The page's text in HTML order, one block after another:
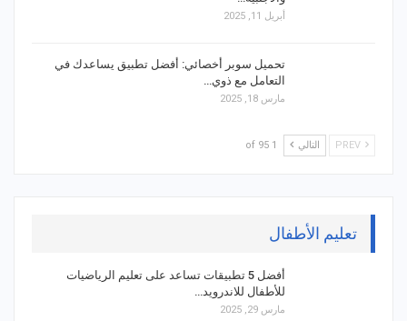
أبريل 11, 2025
تحميل سوبر أخصائي: أفضل تطبيق يساعدك في
التعامل مع ذوي…
مارس 18, 2025
التالي 1 of 95
تعليم الأطفال
أفضل 5 تطبيقات تساعد على تعليم الرياضيات
للأطفال للاندرويد…
مارس 29, 2025